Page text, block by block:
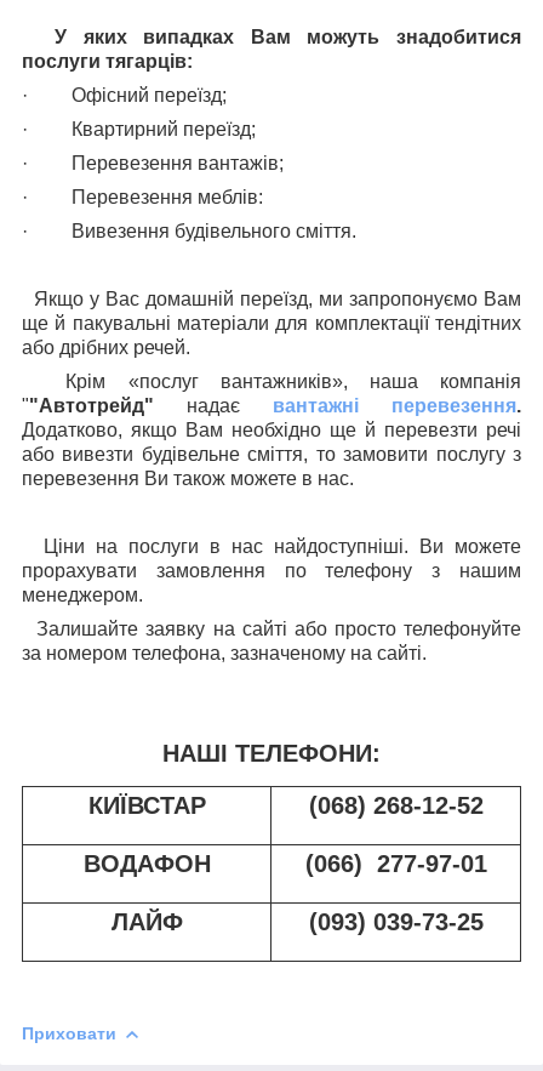
У яких випадках Вам можуть знадобитися
послуги тягарців:
·
Офісний переїзд;
·
Квартирний переїзд;
·
Перевезення вантажів;
·
Перевезення меблів:
·
Вивезення будівельного сміття.
Якщо у Вас домашній переїзд, ми запропонуємо Вам
ще й пакувальні матеріали для комплектації тендітних
або дрібних речей.
Крім «послуг вантажників», наша компанія
""Автотрейд" надає вантажні перевезення.
Додатково, якщо Вам необхідно ще й перевезти речі
або вивезти будівельне сміття, то замовити послугу з
перевезення Ви також можете в нас.
Ціни на послуги в нас найдоступніші. Ви можете
прорахувати замовлення по телефону з нашим
менеджером.
Залишайте заявку на сайті або просто телефонуйте
за номером телефона, зазначеному на сайті.
НАШІ ТЕЛЕФОНИ:
КИЇВСТАР
(068) 268-12-52
ВОДАФОН (066) 277-97-01
ЛАЙФ (093) 039-73-25
Приховати